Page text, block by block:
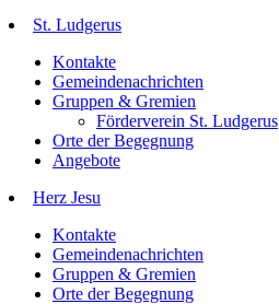
St. Ludgerus
Kontakte
Gemeindenachrichten
Gruppen & Gremien
Förderverein St. Ludgerus
Orte der Begegnung
Angebote
Herz Jesu
Kontakte
Gemeindenachrichten
Gruppen & Gremien
Orte der Begegnung